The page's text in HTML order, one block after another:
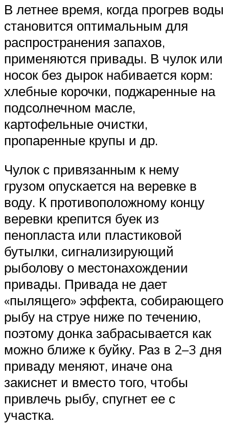
В летнее время, когда прогрев воды
становится оптимальным для
распространения запахов,
применяются привады. В чулок или
носок без дырок набивается корм:
хлебные корочки, поджаренные на
подсолнечном масле,
картофельные очистки,
пропаренные крупы и др.
Чулок с привязанным к нему
грузом опускается на веревке в
воду. К противоположному концу
веревки крепится буек из
пенопласта или пластиковой
бутылки, сигнализирующий
рыболову о местонахождении
привады. Привада не дает
«пылящего» эффекта, собирающего
рыбу на струе ниже по течению,
поэтому донка забрасывается как
можно ближе к буйку. Раз в 2–3 дня
приваду меняют, иначе она
закиснет и вместо того, чтобы
привлечь рыбу, спугнет ее с
участка.